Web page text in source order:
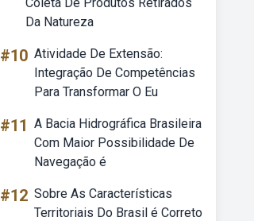
Da Natureza
#10 Atividade De Extensão:
Integração De Competências
Para Transformar O Eu
#11 A Bacia Hidrográfica Brasileira
Com Maior Possibilidade De
Navegação é
#12 Sobre As Características
Territoriais Do Brasil é Correto